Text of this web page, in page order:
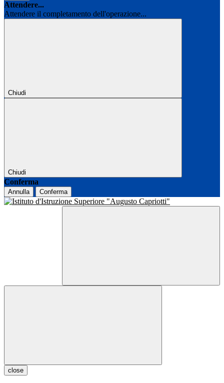
Attendere...
Attendere il completamento dell'operazione...
Chiudi
Chiudi
Conferma
Annulla Conferma
close